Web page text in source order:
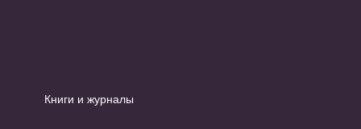
Книги и журналы